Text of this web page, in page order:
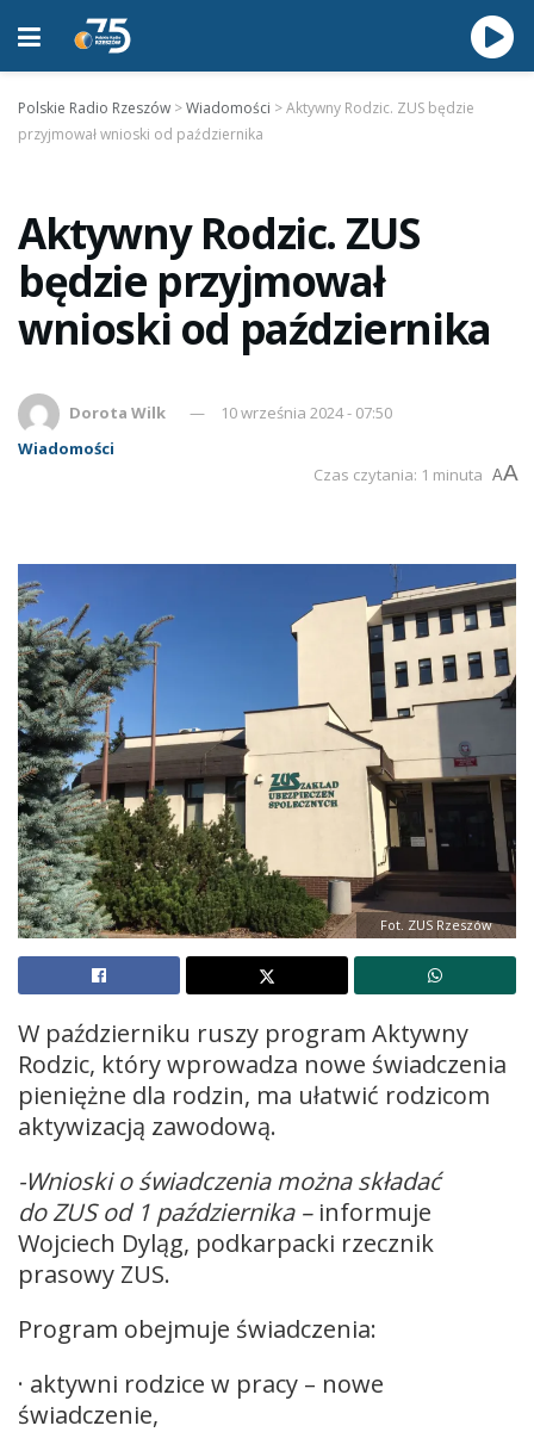
Polskie Radio Rzeszów >Wiadomości >Aktywny Rodzic. ZUS będzie
przyjmował wnioski od października
Aktywny Rodzic. ZUS
będzie przyjmował
wnioski od października
Dorota Wilk
10 września 2024 - 07:50
Wiadomości
Czas czytania: 1 minuta AA
Fot. ZUS Rzeszów
W październiku ruszy program Aktywny
Rodzic, który wprowadza nowe świadczenia
pieniężne dla rodzin, ma ułatwić rodzicom
aktywizacją zawodową.
-Wnioski o świadczenia można składać
do ZUS od 1 października –informuje
Wojciech Dyląg, podkarpacki rzecznik
prasowy ZUS.
Program obejmuje świadczenia:
· aktywni rodzice w pracy – nowe
świadczenie,